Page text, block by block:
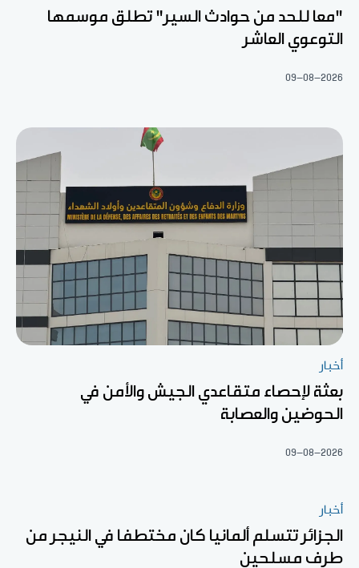
"معا للحد من حوادث السير" تطلق موسمها
التوعوي العاشر
09-08-2026
أخبار
بعثة لإحصاء متقاعدي الجيش والأمن في
الحوضين والعصابة
09-08-2026
أخبار
الجزائر تتسلم ألمانيا كان مختطفا في النيجر من
طرف مسلحين